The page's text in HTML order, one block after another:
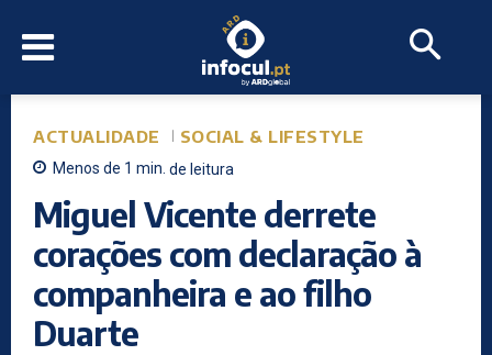
ACTUALIDADE SOCIAL & LIFESTYLE
Menos de 1 min. de leitura
Miguel Vicente derrete
corações com declaração à
companheira e ao filho
Duarte